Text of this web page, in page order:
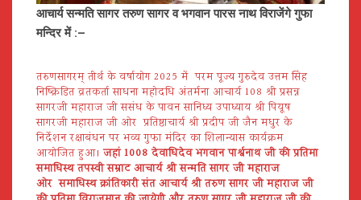
आचार्य सन्मति सागर तरुण सागर व भगवान पारस नाथ विराजेंगे गुफा
मन्दिर में :–
तरुणसागरम् तीर्थ के वर्षायोग 2025 में परम पूज्य गुरुदेव उत्तम सिंह
निष्क्रिडित व्रतकर्ता साधना महोदधि अंतर्मना आचार्य 108 श्री प्रसन्न
सागरजी महाराज जी ससंध के पावन सानिध्य उपाध्याय श्री पियूष
सागरजी महाराज जी ओर प्रतिष्ठाचार्य श्री प्रदीप जी जैन मधुर के
निर्देशन रक्षाबंधन पर भव्य गुफा मंदिर का शिलान्यास कार्यक्रम
आयोजित हुआ।जहां 1008 देवाधिदेव भगवान पार्श्वनाथ जी की प्रतिमा
समाधिस्थ तपस्वी सम्राट आचार्य श्री सन्मति सागर जी महाराज
ओर समाधिस्थ क्रांतिकारी संत आचार्य श्री तरुण सागर जी महाराज जी